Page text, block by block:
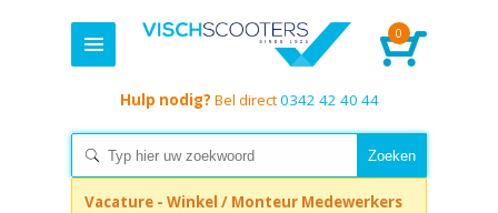
0
Hulp nodig? Bel direct0342 42 40 44
Vacature - Winkel / Monteur Medewerkers